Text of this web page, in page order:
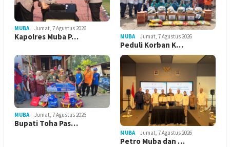
MUBA Jumat, 7 Agustus 2026
Kapolres Muba P… MUBA Jumat, 7 Agustus 2026
Peduli Korban K…
MUBA Jumat, 7 Agustus 2026
Bupati Toha Pas…
MUBA Jumat, 7 Agustus 2026
Petro Muba dan …